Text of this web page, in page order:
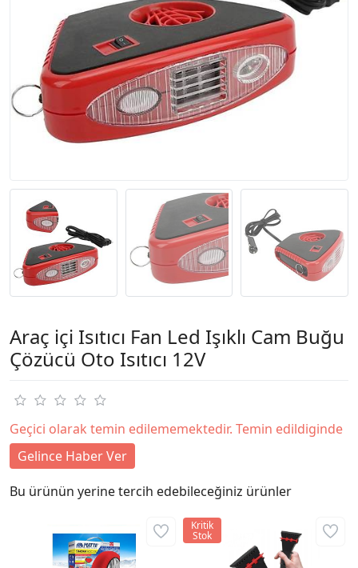
Araç içi Isıtıcı Fan Led Işıklı Cam Buğu
Çözücü Oto Isıtıcı 12V
Geçici olarak temin edilememektedir. Temin edildiginde
Gelince Haber Ver
Bu ürünün yerine tercih edebileceğiniz ürünler
Kritik
Stok